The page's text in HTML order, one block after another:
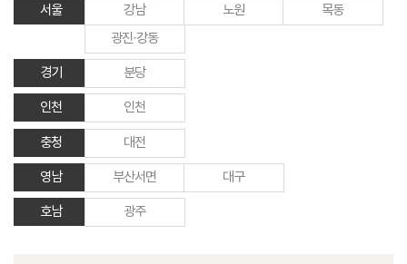
서울 강남 노원
목동
광진·강동
경기 분당
인천 인천
충청 대전
영남 부산서면 대구
호남 광주